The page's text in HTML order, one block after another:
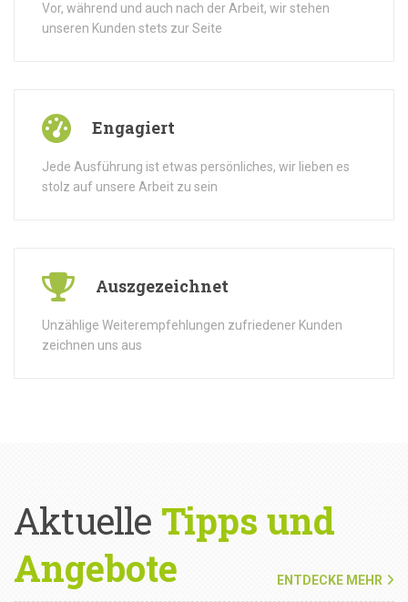
Vor, während und auch nach der Arbeit, wir stehen
unseren Kunden stets zur Seite
Engagiert
Jede Ausführung ist etwas persönliches, wir lieben es
stolz auf unsere Arbeit zu sein
Auszgezeichnet
Unzählige Weiterempfehlungen zufriedener Kunden
zeichnen uns aus
Aktuelle Tipps und
Angebote
ENTDECKE MEHR